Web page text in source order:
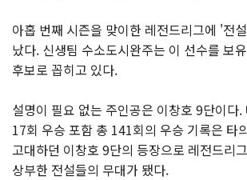
아홉 번째 시즌을 맞이한 레전드리그에 '전
났다. 신생팀 수소도시완주는 이 선수를 보
후보로 꼽히고 있다.
설명이 필요 없는 주인공은 이창호 9단이다.
17회 우승 포함 총 141회의 우승 기록은 타
고대하던 이창호 9단의 등장으로 레전드리
상부한 전설들의 무대가 됐다.